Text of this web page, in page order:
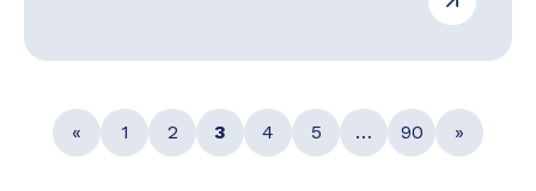
« 1 2 3 4 5 … 90 »